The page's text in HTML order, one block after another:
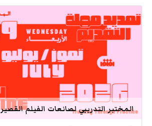
المختبر التدريبي لصانعات الفيلم القصير